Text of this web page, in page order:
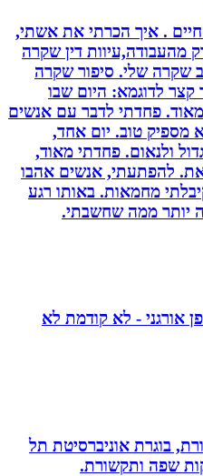
. איך הכרתי את אשתי,
דין שקרה
שלי. סיפור שקרה
לדוגמא: היום שבו
פחדתי לדבר עם אנשים
טוב. יום אחד,
ולנאום. פחדתי מאוד,
להפתעתי, אנשים אהבו
מחמאות. באותו רגע
ממה שחשבתי.
- לא קודמת לא
בוגרת אוניברסיטת תל
שפה ותקשורת.